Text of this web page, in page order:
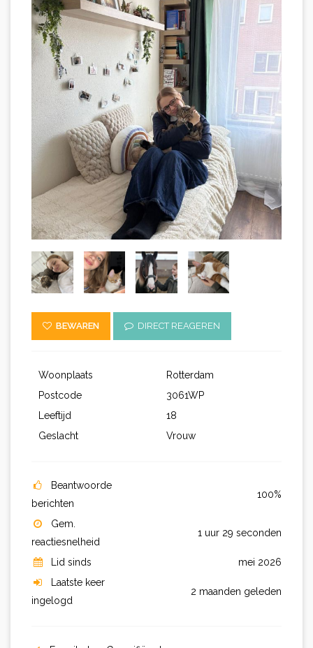
BEWAREN DIRECT REAGEREN
Woonplaats
Rotterdam
Postcode
3061WP
Leeftijd
18
Geslacht
Vrouw
Beantwoorde
berichten
100%
Gem.
reactiesnelheid
1 uur 29 seconden
Lid sinds
mei 2026
Laatste keer
ingelogd
2 maanden geleden